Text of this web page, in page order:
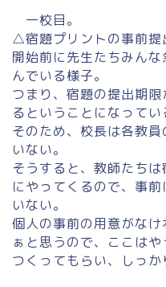
一校目。
△宿題プリントの事前提
開始前に先生たちみん
んでいる様子。
つまり、宿題の提出期
るということになってい
そのため、校長は各教
いない。
そうすると、教師たち
にやってくるので、事
いない。
個人の事前の用意がな
ぁと思うので、ここは
つくってもらい、しっか